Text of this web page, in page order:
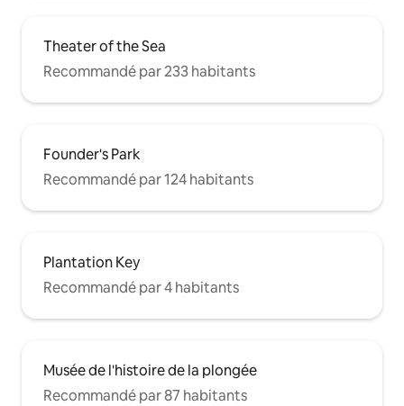
Theater of the Sea
Recommandé par 233 habitants
Founder's Park
Recommandé par 124 habitants
Plantation Key
Recommandé par 4 habitants
Musée de l'histoire de la plongée
Recommandé par 87 habitants